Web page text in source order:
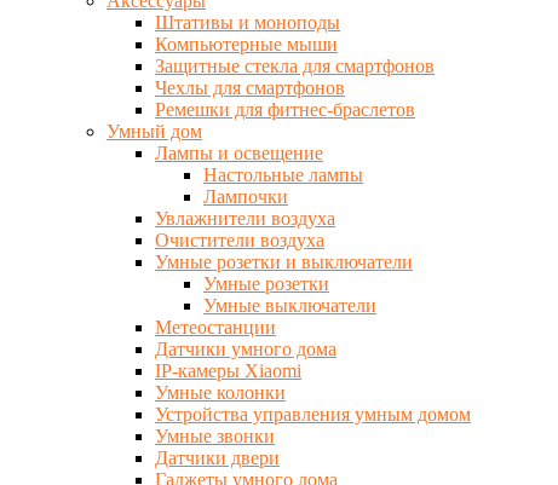
Штативы и моноподы
Компьютерные мыши
Защитные стекла для смартфонов
Чехлы для смартфонов
Ремешки для фитнес-браслетов
Умный дом
Лампы и освещение
Настольные лампы
Лампочки
Увлажнители воздуха
Очистители воздуха
Умные розетки и выключатели
Умные розетки
Умные выключатели
Метеостанции
Датчики умного дома
IP-камеры Xiaomi
Умные колонки
Устройства управления умным домом
Умные звонки
Датчики двери
Гаджеты умного дома